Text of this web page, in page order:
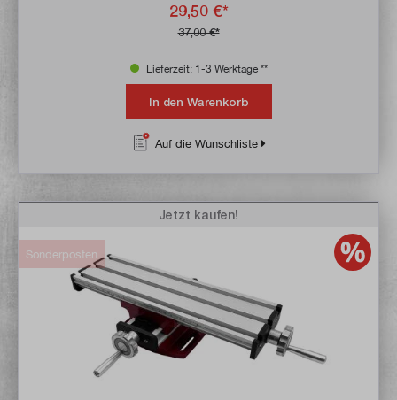
29,50 €*
37,00 €*
Lieferzeit: 1-3 Werktage **
In den Warenkorb
Auf die Wunschliste
Sonderposten
Jetzt kaufen!